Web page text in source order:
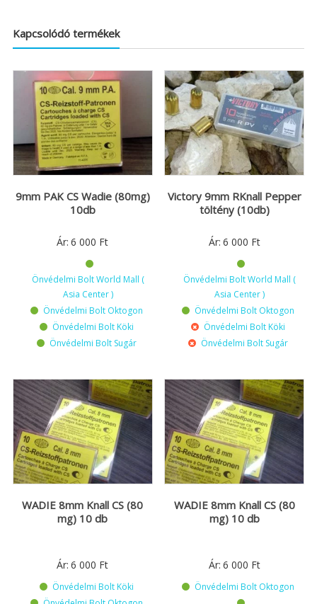
Kapcsolódó termékek
9mm PAK CS Wadie (80mg)
10db
Ár: 6 000 Ft
Önvédelmi Bolt World Mall (
Asia Center )
Önvédelmi Bolt Oktogon
Önvédelmi Bolt Köki
Önvédelmi Bolt Sugár
Victory 9mm RKnall Pepper
töltény (10db)
Ár: 6 000 Ft
Önvédelmi Bolt World Mall (
Asia Center )
Önvédelmi Bolt Oktogon
Önvédelmi Bolt Köki
Önvédelmi Bolt Sugár
WADIE 8mm Knall CS (80
mg) 10 db
Ár: 6 000 Ft
Önvédelmi Bolt Köki
WADIE 8mm Knall CS (80
mg) 10 db
Ár: 6 000 Ft
Önvédelmi Bolt Oktogon